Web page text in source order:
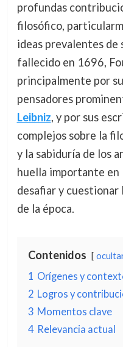
profundas
filosófico,
ideas prevalentes de
fallecido en 1696,
principalmente por
pensadores
Leibniz, y por sus
complejos sobre la
y la sabiduría de los
huella importante
desafiar y cuestionar
de la época.
Contenidos
1 Orígenes y
2 Logros y
3 Momentos clave
4 Relevancia actual